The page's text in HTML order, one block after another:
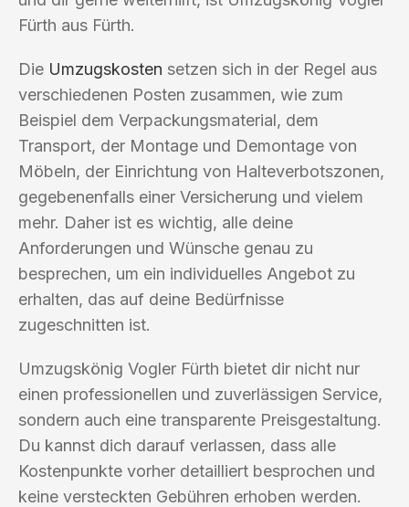
Fürth aus Fürth.
Die Umzugskosten setzen sich in der Regel aus
verschiedenen Posten zusammen, wie zum
Beispiel dem Verpackungsmaterial, dem
Transport, der Montage und Demontage von
Möbeln, der Einrichtung von Halteverbotszonen,
gegebenenfalls einer Versicherung und vielem
mehr. Daher ist es wichtig, alle deine
Anforderungen und Wünsche genau zu
besprechen, um ein individuelles Angebot zu
erhalten, das auf deine Bedürfnisse
zugeschnitten ist.
Umzugskönig Vogler Fürth bietet dir nicht nur
einen professionellen und zuverlässigen Service,
sondern auch eine transparente Preisgestaltung.
Du kannst dich darauf verlassen, dass alle
Kostenpunkte vorher detailliert besprochen und
keine versteckten Gebühren erhoben werden.